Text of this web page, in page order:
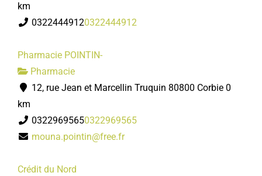
km
03224449120322444912
Pharmacie POINTIN-
Pharmacie
12, rue Jean et Marcellin Truquin 80800 Corbie 0
km
03229695650322969565
mouna.pointin@free.fr
Crédit du Nord